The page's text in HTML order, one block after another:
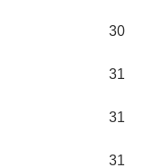
30
31
31
31